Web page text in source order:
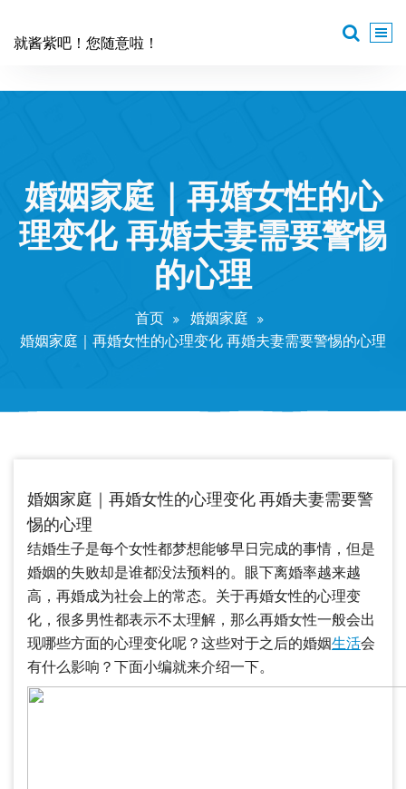
就酱紫吧！您随意啦！
婚姻家庭｜再婚女性的心
理变化 再婚夫妻需要警惕
的心理
首页
婚姻家庭
婚姻家庭｜再婚女性的心理变化 再婚夫妻需要警惕的心理
婚姻家庭｜再婚女性的心理变化 再婚夫妻需要警
惕的心理
结婚生子是每个女性都梦想能够早日完成的事情，但是
婚姻的失败却是谁都没法预料的。眼下离婚率越来越
高，再婚成为社会上的常态。关于再婚女性的心理变
化，很多男性都表示不太理解，那么再婚女性一般会出
现哪些方面的心理变化呢？这些对于之后的婚姻生活会
有什么影响？下面小编就来介绍一下。